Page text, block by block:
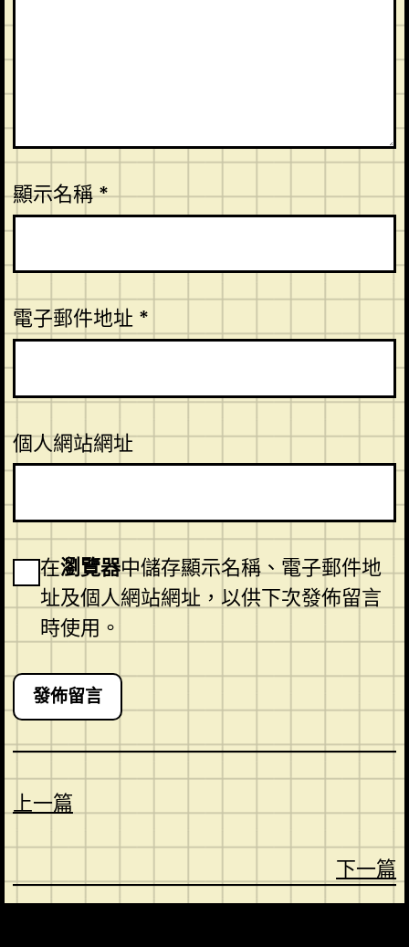
顯示名稱*
電子郵件地址 *
個人網站網址
在瀏覽器中儲存顯示名稱、電子郵件地
址及個人網站網址，以供下次發佈留言
時使用。
上一篇
下一篇